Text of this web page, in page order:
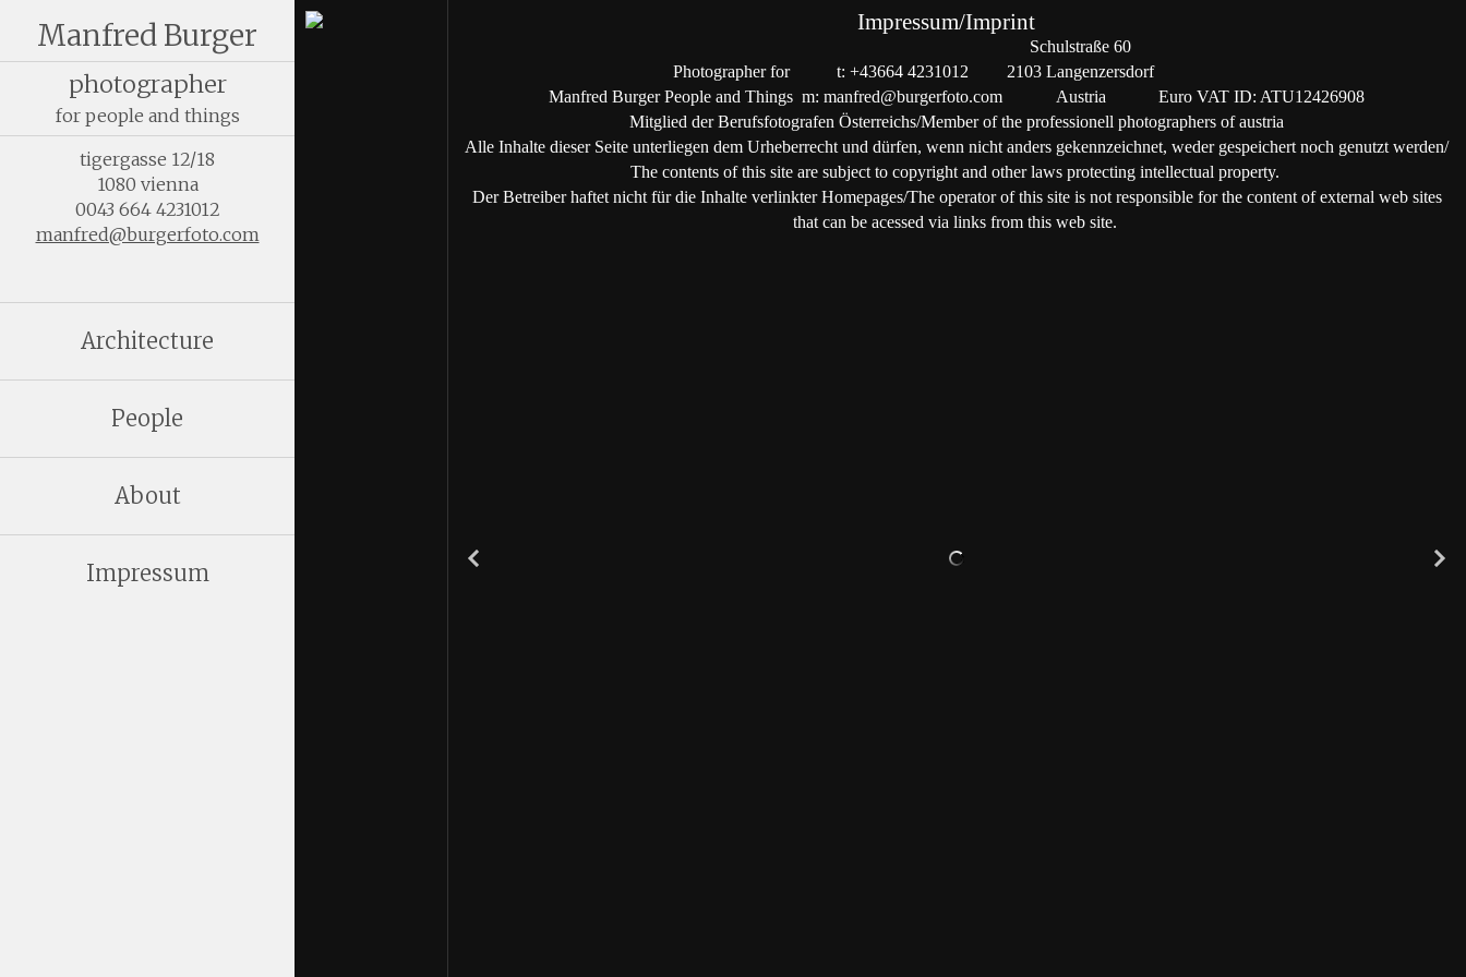
Manfred Burger
photographer
for people and things
tigergasse 12/18
1080 vienna
0043 664 4231012
manfred@burgerfoto.com
Architecture
People
About
Impressum
Impressum/Imprint
Manfred Burger
Photographer for
People and Things
t: +43664 4231012
m: manfred@burgerfoto.com
Schulstraße 60
2103 Langenzersdorf
Austria
Euro VAT ID: ATU12426908
Mitglied der Berufsfotografen Österreichs/Member of the professionell photographers of austria
Alle Inhalte dieser Seite unterliegen dem Urheberrecht und dürfen, wenn nicht anders gekennzeichnet, weder gespeichert noch genutzt werden/
The contents of this site aresubjecttocopyrightand otherlawsprotecting intellectual property.
Der Betreiber haftet nicht für die Inhalte verlinkter Homepages/The operator of this site is notresponsible for thecontent of external web sites
that can be acessed via linksfromthis web site.